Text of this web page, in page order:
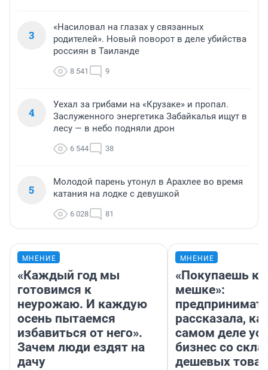
3
«Насиловал на глазах у связанных
родителей». Новый поворот в деле убийства
россиян в Таиланде
8 541 9
4
Уехал за грибами на «Крузаке» и пропал.
Заслуженного энергетика Забайкалья ищут в
лесу — в небо подняли дрон
6 544 38
5
Молодой парень утонул в Арахлее во время
катания на лодке с девушкой
6 028 81
МНЕНИЕ
«Каждый год мы
готовимся к
неурожаю. И каждую
осень пытаемся
избавиться от него».
Зачем люди ездят на
дачу
МНЕНИЕ
«Покупаешь
мешке»:
рассказала,
самом деле
бизнес со
дешевых